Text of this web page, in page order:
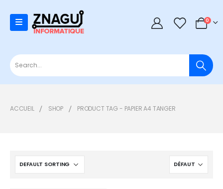
0 0
ACCUEIL SHOP PRODUCT TAG - PAPIER A4 TANGER